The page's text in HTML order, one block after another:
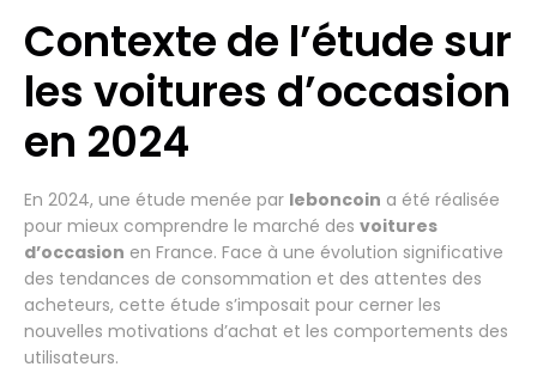
Contexte de l’étude sur
les voitures d’occasion
en 2024
En 2024, une étude menée par leboncoin a été réalisée
pour mieux comprendre le marché des voitures
d’occasion en France. Face à une évolution significative
des tendances de consommation et des attentes des
acheteurs, cette étude s’imposait pour cerner les
nouvelles motivations d’achat et les comportements des
utilisateurs.